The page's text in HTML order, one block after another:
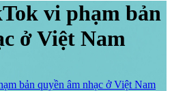
vi phạm bản
ở Việt Nam
bản quyền âm nhạc ở Việt Nam